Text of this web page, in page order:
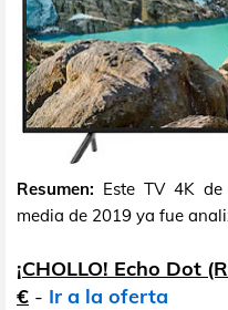
Resumen: Este TV 4K
media de 2019 ya fue
¡CHOLLO! Echo Dot
€ - Ir a la oferta